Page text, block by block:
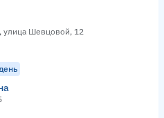
улица Шевцовой, 12